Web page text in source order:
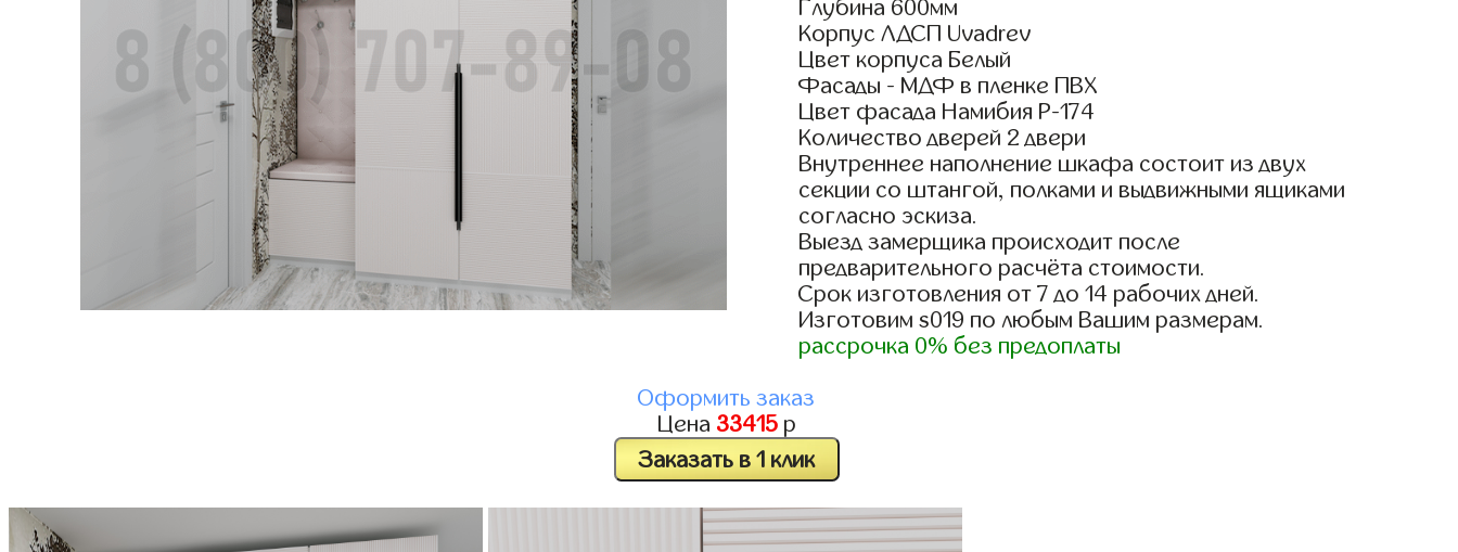
Глубина 600мм
Корпус ЛДСП Uvadrev
Цвет корпуса Белый
Фасады - МДФ в пленке ПВХ
Цвет фасада Намибия Р-174
Количество дверей 2 двери
Внутреннее наполнение шкафа состоит из двух
секции со штангой, полками и выдвижными ящиками
согласно эскиза.
Выезд замерщика происходит после
предварительного расчёта стоимости.
Срок изготовления от 7 до 14 рабочих дней.
Изготовим s019 по любым Вашим размерам.
рассрочка 0% без предоплаты
Оформить заказ
Цена 33415р
Заказать в 1 клик